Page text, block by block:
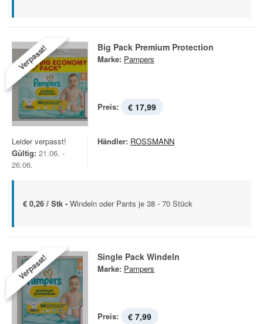
Verpasst! Big Pack Premium Protection
Marke: Pampers
Preis: € 17,99
Leider verpasst!
Gültig: 21.06. -
26.06.
Händler: ROSSMANN
€ 0,26 / Stk - Windeln oder Pants je 38 - 70 Stück
Verpasst! Single Pack Windeln
Marke: Pampers
Preis: € 7,99